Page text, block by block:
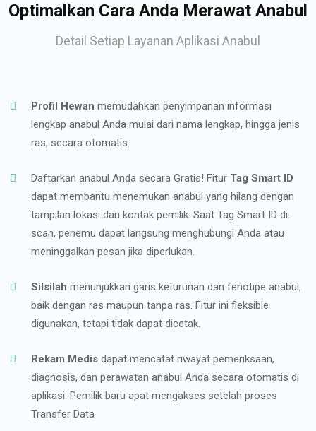
Optimalkan Cara Anda Merawat Anabul
Detail Setiap Layanan Aplikasi Anabul
Profil Hewan memudahkan penyimpanan informasi
lengkap anabul Anda mulai dari nama lengkap, hingga jenis
ras, secara otomatis.
Daftarkan anabul Anda secara Gratis! Fitur Tag Smart ID
dapat membantu menemukan anabul yang hilang dengan
tampilan lokasi dan kontak pemilik. Saat Tag Smart ID di-
scan, penemu dapat langsung menghubungi Anda atau
meninggalkan pesan jika diperlukan.
Silsilah menunjukkan garis keturunan dan fenotipe anabul,
baik dengan ras maupun tanpa ras. Fitur ini fleksible
digunakan, tetapi tidak dapat dicetak.
Rekam Medis dapat mencatat riwayat pemeriksaan,
diagnosis, dan perawatan anabul Anda secara otomatis di
aplikasi. Pemilik baru apat mengakses setelah proses
Transfer Data